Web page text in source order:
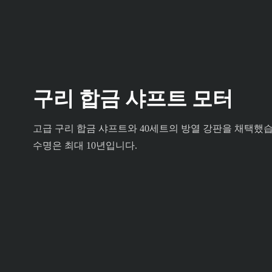
구리 합금 샤프트 모터
고급 구리 합금 샤프트와 40세트의 방열 강판을 채택했
수명은 최대 10년입니다.